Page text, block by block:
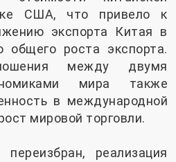
США, что привело к
экспорта Китая в
роста экспорта.
между двумя
мира также
в международной
мировой торговли.
реализация